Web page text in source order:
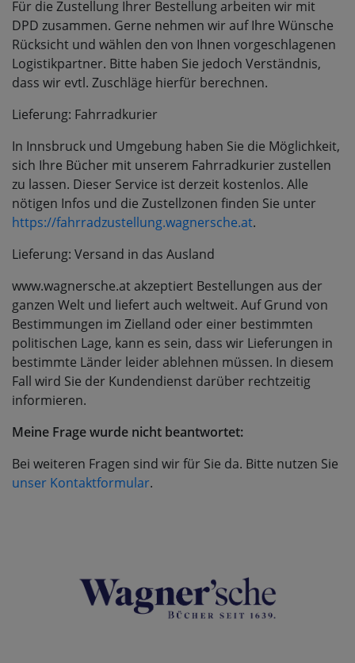
Für die Zustellung Ihrer Bestellung arbeiten wir mit
DPD zusammen. Gerne nehmen wir auf Ihre Wünsche
Rücksicht und wählen den von Ihnen vorgeschlagenen
Logistikpartner. Bitte haben Sie jedoch Verständnis,
dass wir evtl. Zuschläge hierfür berechnen.
Lieferung: Fahrradkurier
In Innsbruck und Umgebung haben Sie die Möglichkeit,
sich Ihre Bücher mit unserem Fahrradkurier zustellen
zu lassen. Dieser Service ist derzeit kostenlos. Alle
nötigen Infos und die Zustellzonen finden Sie unter
https://fahrradzustellung.wagnersche.at.
Lieferung: Versand in das Ausland
www.wagnersche.at akzeptiert Bestellungen aus der
ganzen Welt und liefert auch weltweit. Auf Grund von
Bestimmungen im Zielland oder einer bestimmten
politischen Lage, kann es sein, dass wir Lieferungen in
bestimmte Länder leider ablehnen müssen. In diesem
Fall wird Sie der Kundendienst darüber rechtzeitig
informieren.
Meine Frage wurde nicht beantwortet:
Bei weiteren Fragen sind wir für Sie da. Bitte nutzen Sie
unser Kontaktformular.